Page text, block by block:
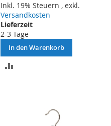
Inkl. 19% Steuern ,exkl.
Versandkosten
Lieferzeit
2-3 Tage
In den Warenkorb